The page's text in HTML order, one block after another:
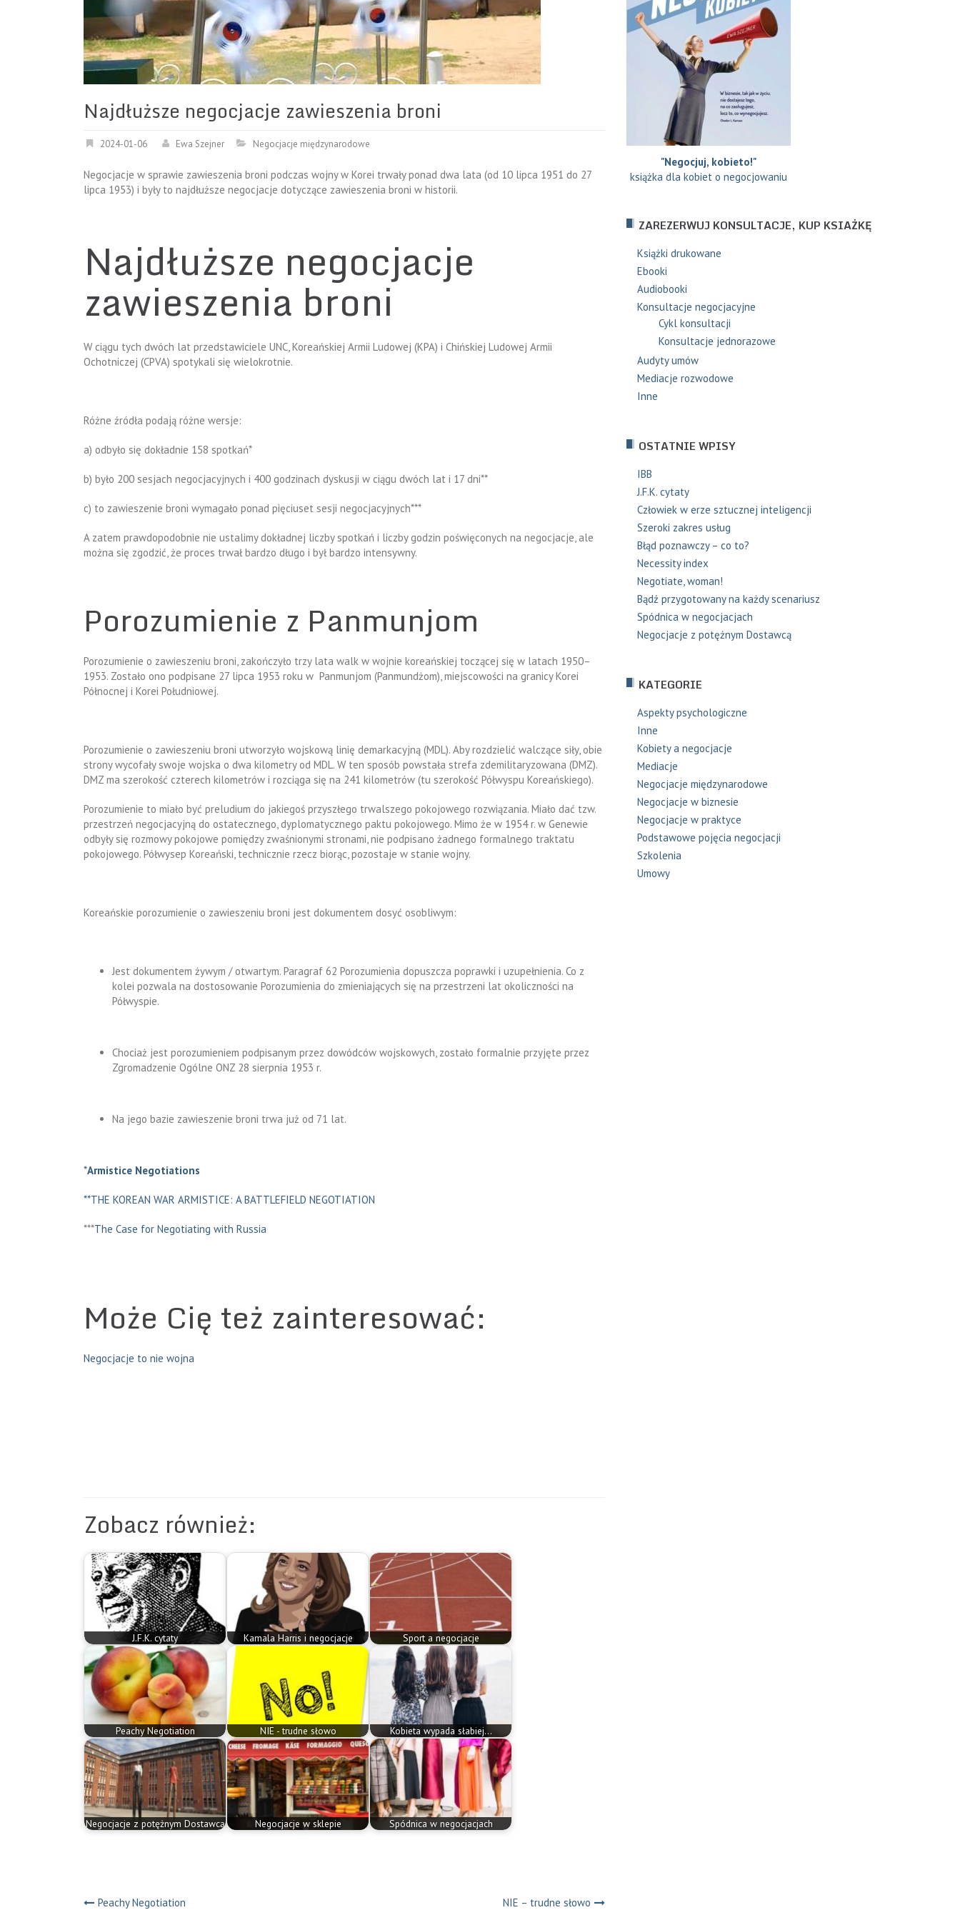
Najdłuższe negocjacje zawieszenia broni
2024-01-06 Ewa Szejner Negocjacje międzynarodowe
Negocjacje w sprawie zawieszenia broni podczas wojny w Korei trwały ponad dwa lata (od 10 lipca 1951 do 27
lipca 1953) i były to najdłuższe negocjacje dotyczące zawieszenia broni w historii.
Najdłuższe negocjacje
zawieszenia broni
W ciągu tych dwóch lat przedstawiciele UNC, Koreańskiej Armii Ludowej (KPA) i Chińskiej Ludowej Armii
Ochotniczej (CPVA) spotykali się wielokrotnie.
Różne źródła podają różne wersje:
a) odbyło się dokładnie 158 spotkań*
b) było 200 sesjach negocjacyjnych i 400 godzinach dyskusji w ciągu dwóch lat i 17 dni**
c) to zawieszenie broni wymagało ponad pięciuset sesji negocjacyjnych***
A zatem prawdopodobnie nie ustalimy dokładnej liczby spotkań i liczby godzin poświęconych na negocjacje, ale
można się zgodzić, że proces trwał bardzo długo i był bardzo intensywny.
Porozumienie z Panmunjom
Porozumienie o zawieszeniu broni, zakończyło trzy lata walk w wojnie koreańskiej toczącej się w latach 1950–
1953. Zostało ono podpisane 27 lipca 1953 roku w Panmunjom (Panmundżom), miejscowości na granicy Korei
Północnej i Korei Południowej.
Porozumienie o zawieszeniu broni utworzyło wojskową linię demarkacyjną (MDL). Aby rozdzielić walczące siły, obie
strony wycofały swoje wojska o dwa kilometry od MDL. W ten sposób powstała strefa zdemilitaryzowana (DMZ).
DMZ ma szerokość czterech kilometrów i rozciąga się na 241 kilometrów (tu szerokość Półwyspu Koreańskiego).
Porozumienie to miało być preludium do jakiegoś przyszłego trwalszego pokojowego rozwiązania. Miało dać tzw.
przestrzeń negocjacyjną do ostatecznego, dyplomatycznego paktu pokojowego. Mimo że w 1954 r. w Genewie
odbyły się rozmowy pokojowe pomiędzy zwaśnionymi stronami, nie podpisano żadnego formalnego traktatu
pokojowego. Półwysep Koreański, technicznie rzecz biorąc, pozostaje w stanie wojny.
Koreańskie porozumienie o zawieszeniu broni jest dokumentem dosyć osobliwym:
Jest dokumentem żywym / otwartym. Paragraf 62 Porozumienia dopuszcza poprawki i uzupełnienia. Co z
kolei pozwala na dostosowanie Porozumienia do zmieniających się na przestrzeni lat okoliczności na
Półwyspie.
Chociaż jest porozumieniem podpisanym przez dowódców wojskowych, zostało formalnie przyjęte przez
Zgromadzenie Ogólne ONZ 28 sierpnia 1953 r.
Na jego bazie zawieszenie broni trwa już od 71 lat.
*Armistice Negotiations
**THE KOREAN WAR ARMISTICE: A BATTLEFIELD NEGOTIATION
***The Case for Negotiating with Russia
Może Cię też zainteresować:
Negocjacje to nie wojna
Zobacz również:
J.F.K. cytaty Kamala Harris i negocjacje Sport a negocjacje
Peachy Negotiation NIE - trudne słowo Kobieta wypada słabiej...
Negocjacje z potężnym Dostawcą Negocjacje w sklepie Spódnica w negocjacjach
Peachy Negotiation NIE – trudne słowo
"Negocjuj, kobieto!"
książka dla kobiet o negocjowaniu
ZAREZERWUJ KONSULTACJE, KUP KSIAŻKĘ
Książki drukowane
Ebooki
Audiobooki
Konsultacje negocjacyjne
Cykl konsultacji
Konsultacje jednorazowe
Audyty umów
Mediacje rozwodowe
Inne
OSTATNIE WPISY
IBB
J.F.K. cytaty
Człowiek w erze sztucznej inteligencji
Szeroki zakres usług
Błąd poznawczy – co to?
Necessity index
Negotiate, woman!
Bądź przygotowany na każdy scenariusz
Spódnica w negocjacjach
Negocjacje z potężnym Dostawcą
KATEGORIE
Aspekty psychologiczne
Inne
Kobiety a negocjacje
Mediacje
Negocjacje międzynarodowe
Negocjacje w biznesie
Negocjacje w praktyce
Podstawowe pojęcia negocjacji
Szkolenia
Umowy